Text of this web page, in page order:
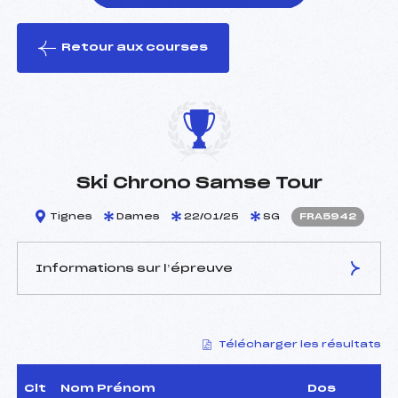
le ski
Retour aux courses
Ski Chrono Samse Tour
Tignes Dames 22/01/25 SG FRA5942
Informations sur l’épreuve
MURMANN MARKUS (SUI)
Arbitre :
AGNELLET JEAN MICHEL
Télécharger les résultats
Clt Nom Prénom Dos